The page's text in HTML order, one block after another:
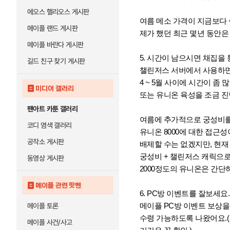
에오스 핼리오스 게시판
메이플 랜드 게시판
메이플 바란다 게시판
길드 친구 찾기 게시판
미디어 갤러리
팬아트 카툰 갤러리
코디 염색 갤러리
공작소 게시판
동영상 게시판
메이플 관련 팟벤
메이플 토론
메이플 사건/사고
여름 메소 가격이 지금보다
제가 했던 최근 몇년 동안
5. 시간이 남으시면 채집을
챌린저스 서버에서 사용하
4 ~ 5월 사이에 시간이 좀
또는 유니온 육성을 조금
여름에 추가적으로 궁성비
유니온 8000에 대한 접근
배제할 수는 없겠지만, 현
궁성비 + 챌린저스 캐릭으
2000정도의 유니온은 간단
6. PC방 이벤트를 잘보세요.
메이플 PC방 이벤트 보상
수령 가능하도록 나왔어요